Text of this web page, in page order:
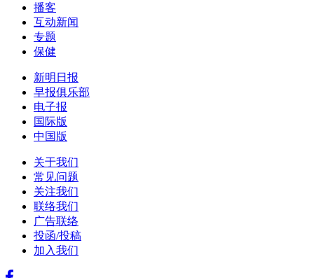
播客
互动新闻
专题
保健
新明日报
早报俱乐部
电子报
国际版
中国版
关于我们
常见问题
关注我们
联络我们
广告联络
投函/投稿
加入我们